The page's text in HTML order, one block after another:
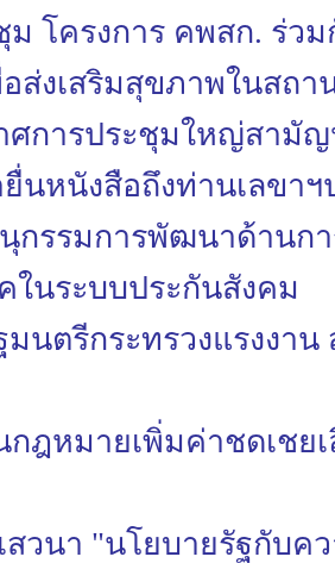
ม โครงการ คพสก. ร่ว
ส่งเสริมสุขภาพในสถา
ศการประชุมใหญ่สามัญ
นหนังสือถึงท่านเลขา
กรรมการพัฒนาด้านก
ในระบบประกันสังคม
มนตรีกระทรวงแรงงา
ฎหมายเพิ่มค่าชดเชยเ
สวนา "นโยบายรัฐกับค